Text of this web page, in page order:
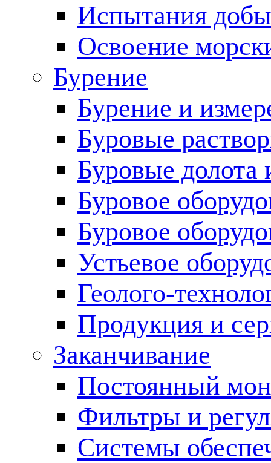
Испытания
Освоение
Бурение
Бурение и
Буровые
Буровые долота
Буровое
Буровое
Устьевое
Геолого-
Продукция и
Заканчивание
Постоянный
Фильтры и
Cистемы